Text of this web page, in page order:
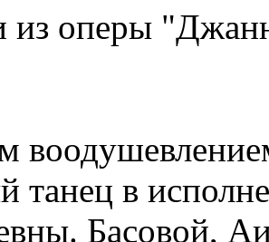
из оперы
танец в
Басовой,